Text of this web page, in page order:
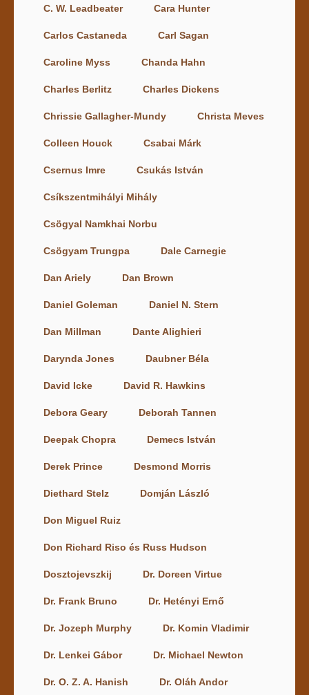
C. W. Leadbeater Cara Hunter
Carlos Castaneda Carl Sagan
Caroline Myss Chanda Hahn
Charles Berlitz Charles Dickens
Chrissie Gallagher-Mundy Christa Meves
Colleen Houck Csabai Márk
Csernus Imre Csukás István
Csíkszentmihályi Mihály
Csögyal Namkhai Norbu
Csögyam Trungpa Dale Carnegie
Dan Ariely Dan Brown
Daniel Goleman Daniel N. Stern
Dan Millman Dante Alighieri
Darynda Jones Daubner Béla
David Icke David R. Hawkins
Debora Geary Deborah Tannen
Deepak Chopra Demecs István
Derek Prince Desmond Morris
Diethard Stelz Domján László
Don Miguel Ruiz
Don Richard Riso és Russ Hudson
Dosztojevszkij Dr. Doreen Virtue
Dr. Frank Bruno Dr. Hetényi Ernő
Dr. Jozeph Murphy Dr. Komin Vladimir
Dr. Lenkei Gábor Dr. Michael Newton
Dr. O. Z. A. Hanish Dr. Oláh Andor